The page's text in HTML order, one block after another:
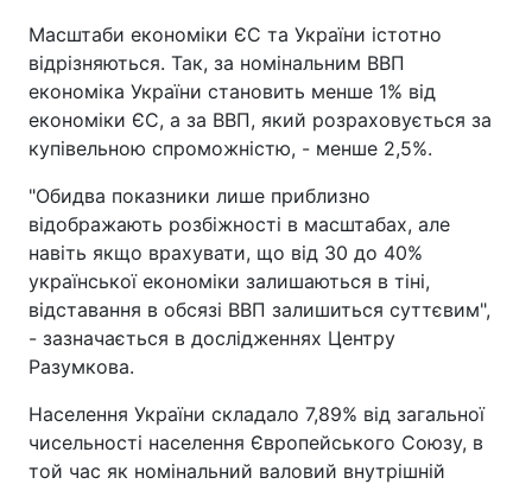
Масштаби економіки ЄС та України істотно
відрізняються. Так, за номінальним ВВП
економіка України становить менше 1% від
економіки ЄС, а за ВВП, який розраховується за
купівельною спроможністю, - менше 2,5%.
"Обидва показники лише приблизно
відображають розбіжності в масштабах, але
навіть якщо врахувати, що від 30 до 40%
української економіки залишаються в тіні,
відставання в обсязі ВВП залишиться суттєвим",
- зазначається в дослідженнях Центру
Разумкова.
Населення України складало 7,89% від загальної
чисельності населення Європейського Союзу, в
той час як номінальний валовий внутрішній